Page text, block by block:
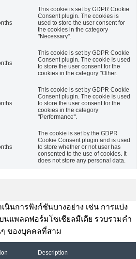
This cookie is set by GDPR Cookie
Consent plugin. The cookies is
used to store the user consent for
the cookies in the category
"Necessary".
This cookie is set by GDPR Cookie
Consent plugin. The cookie is used
to store the user consent for the
cookies in the category "Other.
This cookie is set by GDPR Cookie
Consent plugin. The cookie is used
to store the user consent for the
cookies in the category
"Performance".
The cookie is set by the GDPR
Cookie Consent plugin and is used
to store whether or not user has
consented to the use of cookies. It
does not store any personal data.
นินการฟังก์ชันบางอย่าง เช่น การแบ่ง
นแพลตฟอร์มโซเชียลมีเดีย รวบรวมคำ
ของบุคคลที่สาม
Description